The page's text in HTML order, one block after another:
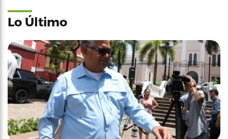
Lo Último